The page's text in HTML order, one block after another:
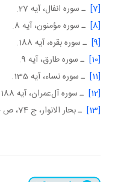
[7] ـ سوره انفال، آيه 27.
[8] ـ سوره مؤمنون، آيه 8.
[9] ـ سوره بقره، آيه 188.
[10] ـ سوره طارق، آيه 9.
[11] ـ سوره نساء، آيه 135.
[12] ـ سوره آلعمران، آيه 188.
[13] ـ بحار الانوار، ج 74، ص 80.